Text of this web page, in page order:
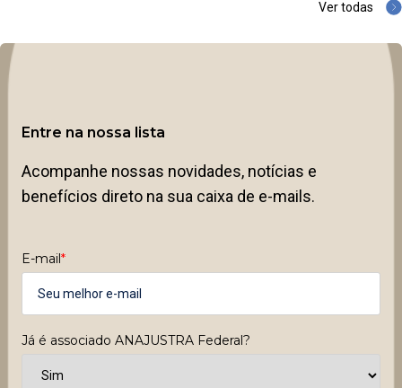
Ver todas
Entre na nossa lista
Acompanhe nossas novidades, notícias e
benefícios direto na sua caixa de e-mails.
E-mail*
Já é associado ANAJUSTRA Federal?